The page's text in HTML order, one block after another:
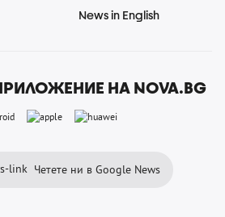
News in English
НА NOVA.BG
Четете ни в Google News